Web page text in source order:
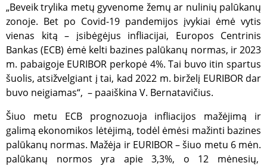
„Beveik trylika metų gyvenome žemų ar nulinių palūkanų
zonoje. Bet po Covid-19 pandemijos įvykiai ėmė vytis
vienas kitą – įsibėgėjus infliacijai, Europos Centrinis
Bankas (ECB) ėmė kelti bazines palūkanų normas, ir 2023
m. pabaigoje EURIBOR perkopė 4%. Tai buvo itin spartus
šuolis, atsižvelgiant į tai, kad 2022 m. birželį EURIBOR dar
buvo neigiamas“, – paaiškina V. Bernatavičius.
Šiuo metu ECB prognozuoja infliacijos mažėjimą ir
galimą ekonomikos lėtėjimą, todėl ėmėsi mažinti bazines
palūkanų normas. Mažėja ir EURIBOR – šiuo metu 6 mėn.
palūkanų normos yra apie 3,3%, o 12 mėnesių,